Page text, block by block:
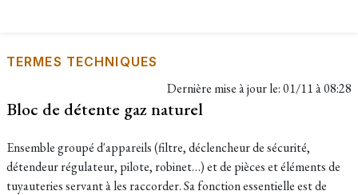
TERMES TECHNIQUES
Dernière mise à jour le:01/11 à 08:28
Bloc de détente gaz naturel
Ensemble groupé d'appareils (filtre, déclencheur de sécurité,
détendeur régulateur, pilote, robinet…) et de pièces et éléments de
tuyauteries servant à les raccorder. Sa fonction essentielle est de